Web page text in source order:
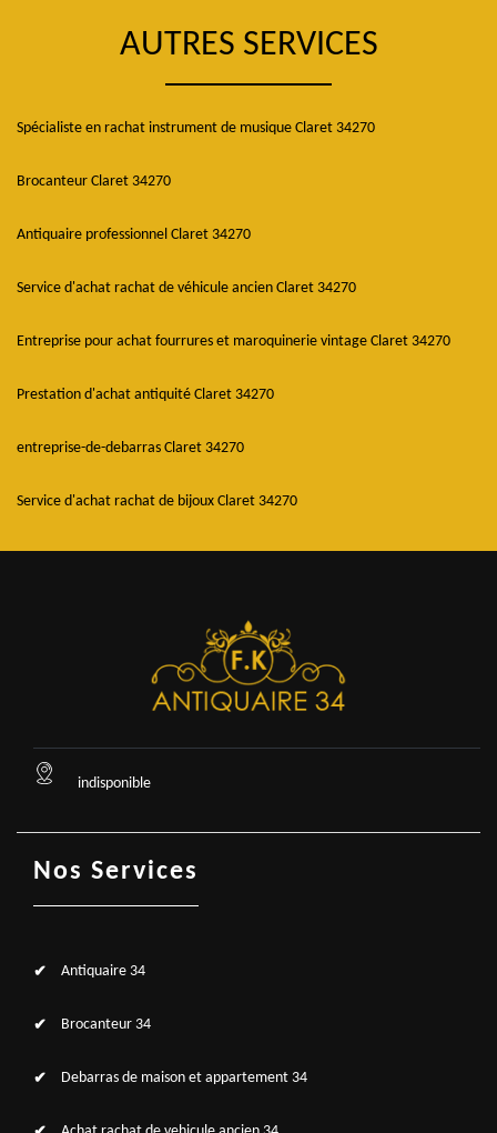
AUTRES SERVICES
Spécialiste en rachat instrument de musique Claret 34270
Brocanteur Claret 34270
Antiquaire professionnel Claret 34270
Service d'achat rachat de véhicule ancien Claret 34270
Entreprise pour achat fourrures et maroquinerie vintage Claret 34270
Prestation d'achat antiquité Claret 34270
entreprise-de-debarras Claret 34270
Service d'achat rachat de bijoux Claret 34270
indisponible
Nos Services
Antiquaire 34
Brocanteur 34
Debarras de maison et appartement 34